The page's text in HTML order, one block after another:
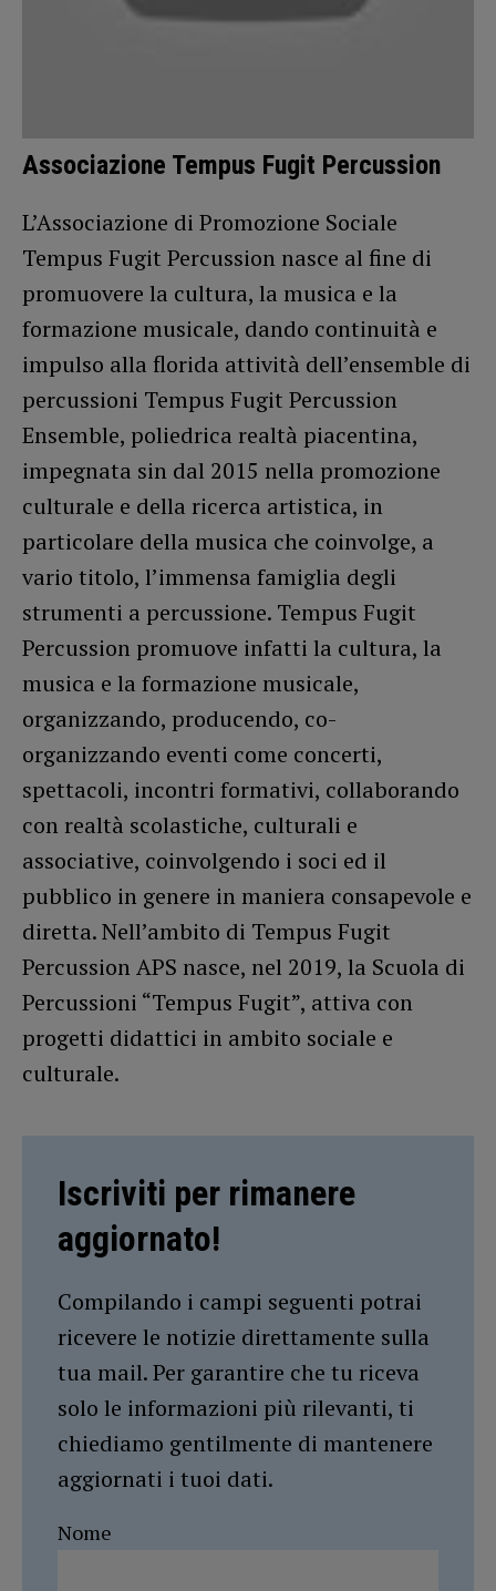
Associazione Tempus Fugit Percussion
L’Associazione di Promozione Sociale
Tempus Fugit Percussion nasce al fine di
promuovere la cultura, la musica e la
formazione musicale, dando continuità e
impulso alla florida attività dell’ensemble di
percussioni Tempus Fugit Percussion
Ensemble, poliedrica realtà piacentina,
impegnata sin dal 2015 nella promozione
culturale e della ricerca artistica, in
particolare della musica che coinvolge, a
vario titolo, l’immensa famiglia degli
strumenti a percussione. Tempus Fugit
Percussion promuove infatti la cultura, la
musica e la formazione musicale,
organizzando, producendo, co-
organizzando eventi come concerti,
spettacoli, incontri formativi, collaborando
con realtà scolastiche, culturali e
associative, coinvolgendo i soci ed il
pubblico in genere in maniera consapevole e
diretta. Nell’ambito di Tempus Fugit
Percussion APS nasce, nel 2019, la Scuola di
Percussioni “Tempus Fugit”, attiva con
progetti didattici in ambito sociale e
culturale.
Iscriviti per rimanere
aggiornato!
Compilando i campi seguenti potrai
ricevere le notizie direttamente sulla
tua mail. Per garantire che tu riceva
solo le informazioni più rilevanti, ti
chiediamo gentilmente di mantenere
aggiornati i tuoi dati.
Nome